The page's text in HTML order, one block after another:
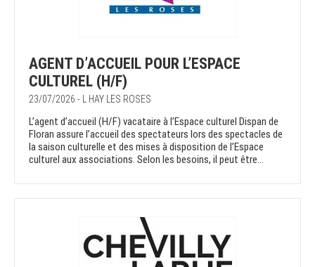
AGENT D’ACCUEIL POUR L’ESPACE
CULTUREL (H/F)
23/07/2026 - L HAY LES ROSES
L’agent d’accueil (H/F) vacataire à l’Espace culturel Dispan de
Floran assure l’accueil des spectateurs lors des spectacles de
la saison culturelle et des mises à disposition de l’Espace
culturel aux associations. Selon les besoins, il peut être...